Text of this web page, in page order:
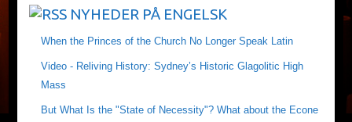
NYHEDER PÅ ENGELSK
When the Princes of the Church No Longer Speak Latin
Video - Reliving History: Sydney’s Historic Glagolitic High
Mass
But What Is the "State of Necessity"? What about the Econe